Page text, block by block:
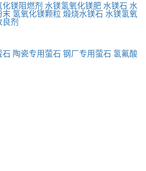
化镁阻燃剂 水镁氢氧化镁肥 水镁石 水
末 氢氧化镁颗粒 煅烧水镁石 水镁氢氧
剂
石 陶瓷专用萤石 钢厂专用萤石 氢氟酸